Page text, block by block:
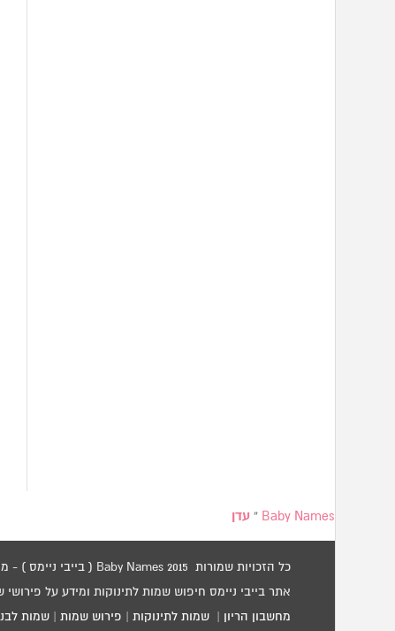
Baby Names
» עדן
כל הזכויות שמורות 2015 Baby Names ( בייבי ניימס ) - מאגר שמות לתינוקות / שמות לילדים.
אתר בייבי ניימס חיפוש שמות לתינוקות ומידע על
מחשבון הריון |שמות לתינוקות פירוש שמות |שמות